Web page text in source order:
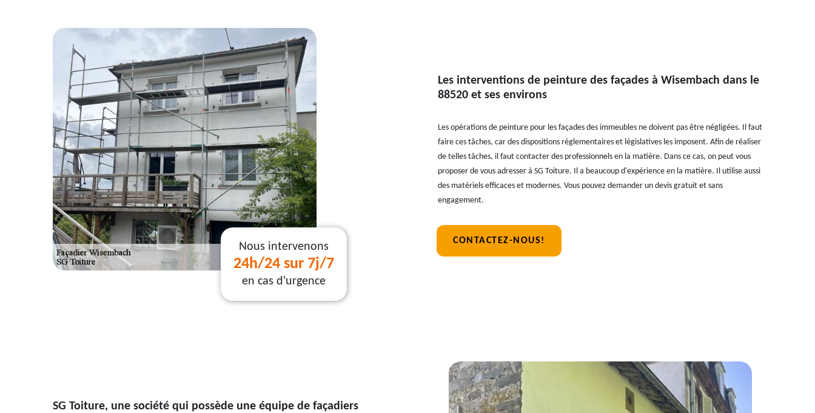
Nous intervenons
24h/24 sur 7j/7
en cas d'urgence
Les interventions de peinture des façades à Wisembach dans le
88520 et ses environs
Les opérations de peinture pour les façades des immeubles ne doivent pas être négligées. Il faut
faire ces tâches, car des dispositions réglementaires et législatives les imposent. Afin de réaliser
de telles tâches, il faut contacter des professionnels en la matière. Dans ce cas, on peut vous
proposer de vous adresser à SG Toiture. Il a beaucoup d'expérience en la matière. Il utilise aussi
des matériels efficaces et modernes. Vous pouvez demander un devis gratuit et sans
engagement.
CONTACTEZ-NOUS!
SG Toiture, une société qui possède une équipe de façadiers